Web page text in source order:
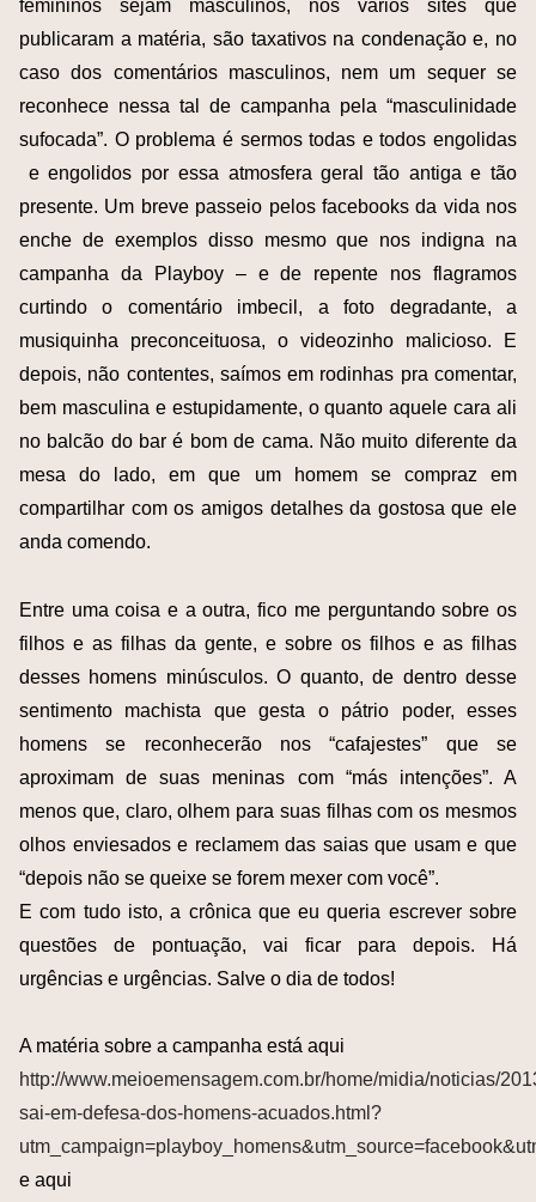
femininos sejam masculinos, nos vários sites que
publicaram a matéria, são taxativos na condenação e, no
caso dos comentários masculinos, nem um sequer se
reconhece nessa tal de campanha pela “masculinidade
sufocada”. O problema é sermos todas e todos engolidas
e engolidos por essa atmosfera geral tão antiga e tão
presente. Um breve passeio pelos facebooks da vida nos
enche de exemplos disso mesmo que nos indigna na
campanha da Playboy – e de repente nos flagramos
curtindo o comentário imbecil, a foto degradante, a
musiquinha preconceituosa, o videozinho malicioso. E
depois, não contentes, saímos em rodinhas pra comentar,
bem masculina e estupidamente, o quanto aquele cara ali
no balcão do bar é bom de cama. Não muito diferente da
mesa do lado, em que um homem se compraz em
compartilhar com os amigos detalhes da gostosa que ele
anda comendo.
Entre uma coisa e a outra, fico me perguntando sobre os
filhos e as filhas da gente, e sobre os filhos e as filhas
desses homens minúsculos. O quanto, de dentro desse
sentimento machista que gesta o pátrio poder, esses
homens se reconhecerão nos “cafajestes” que se
aproximam de suas meninas com “más intenções”. A
menos que, claro, olhem para suas filhas com os mesmos
olhos enviesados e reclamem das saias que usam e que
“depois não se queixe se forem mexer com você”.
E com tudo isto, a crônica que eu queria escrever sobre
questões de pontuação, vai ficar para depois. Há
urgências e urgências. Salve o dia de todos!
A matéria sobre a campanha está aqui
http://www.meioemensagem.com.br/home/midia/noticias/
sai-em-defesa-dos-homens-acuados.html?
e aqui